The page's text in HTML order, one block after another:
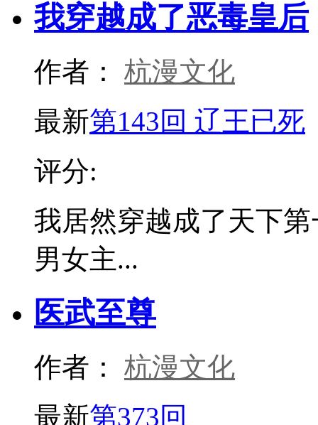
我穿越成了恶毒皇后
作者：
杭漫文化
最新第143回 辽王已死
评分:
我居然穿越成了天下
男女主...
医武至尊
作者：
杭漫文化
最新第373回